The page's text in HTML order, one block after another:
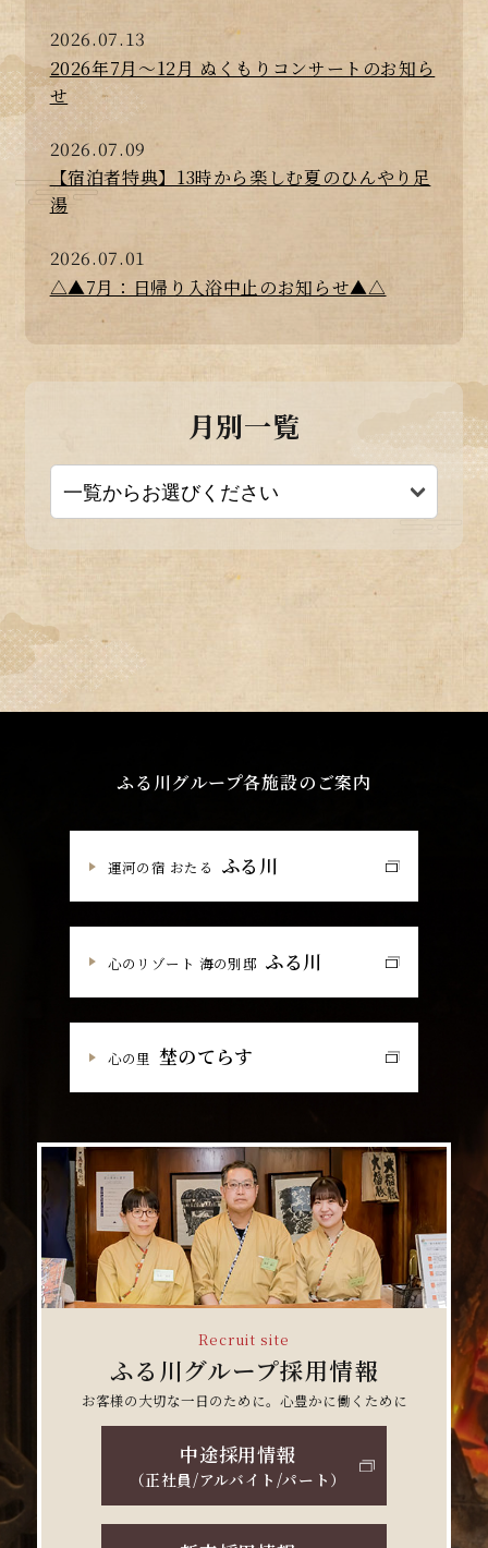
2026.07.13
2026年7月～12月 ぬくもりコンサートのお知ら
せ
2026.07.09
【宿泊者特典】13時から楽しむ夏のひんやり足
湯
2026.07.01
△▲7月：日帰り入浴中止のお知らせ▲△
月別一覧
ふる川グループ各施設のご案内
運河の宿 おたる ふる川
心のリゾート 海の別邸 ふる川
心の里 埜のてらす
Recruit site
ふる川グループ採用情報
お客様の大切な一日のために。心豊かに働くために
中途採用情報
（正社員/アルバイト/パート）